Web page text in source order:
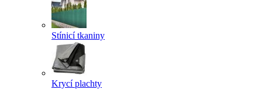
Stínicí tkaniny
Krycí plachty